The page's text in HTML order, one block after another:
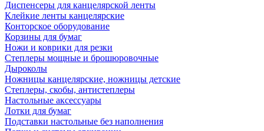
Диспенсеры для канцелярской ленты
Клейкие ленты канцелярские
Конторское оборудование
Корзины для бумаг
Ножи и коврики для резки
Степлеры мощные и брошюровочные
Дыроколы
Ножницы канцелярские, ножницы детские
Степлеры, скобы, антистеплеры
Настольные аксессуары
Лотки для бумаг
Подставки настольные без наполнения